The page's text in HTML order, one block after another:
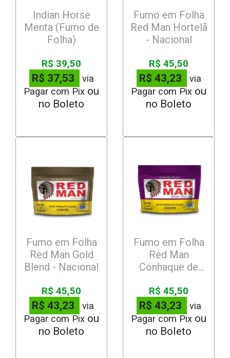
Indian Horse
Menta (Fumo de
Folha)
R$ 39,50
R$ 37,53
via
Pagar com Pix
Fumo em Folha
Red Man Hortelã
- Nacional
R$ 45,50
R$ 43,23
via
Pagar com Pix
Fumo em Folha
Red Man Gold
Blend - Nacional
R$ 45,50
R$ 43,23
via
Pagar com Pix
Fumo em Folha
Red Man
Conhaque de
R$ 45,50
R$ 43,23
via
Pagar com Pix